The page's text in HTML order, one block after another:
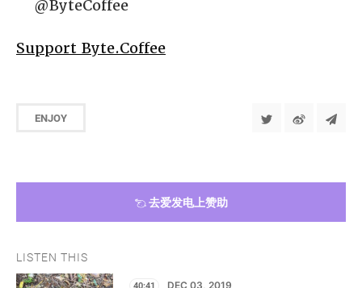
@ByteCoffee
Support Byte.Coffee
ENJOY
去爱发电上赞助
LISTEN THIS
40:41 DEC 03, 2019